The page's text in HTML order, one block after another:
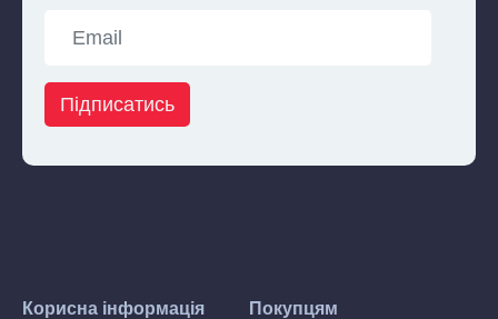
Підписатись
Покупцям
Корисна інформація